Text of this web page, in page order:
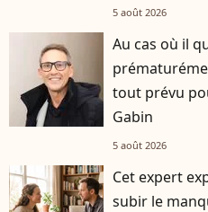
5 août 2026
Au cas où il
tout prévu
Gabin
5 août 2026
Cet expert
subir le